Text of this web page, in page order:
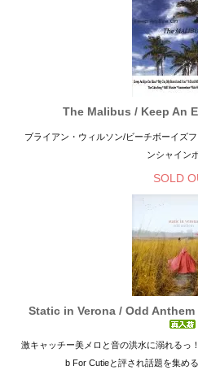
The Malibus / Keep An
ブライアン・ウィルソン/ビーチボーイズ
ンシャイン
SOLD
Static in Verona / Odd
激キャッチー美メロと音の洪水に溺れるっ
b For Cutieと評され話題を集め